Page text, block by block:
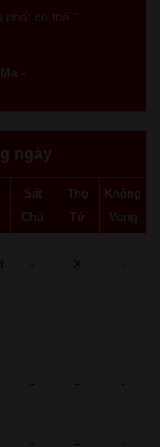
có thể."
-
ngày
Sát
Chủ
Thọ
Tử
Không
Vong
- X -
- - -
- - -
- - -